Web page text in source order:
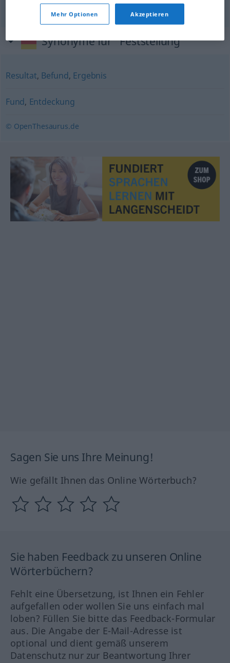
Synonyme für "Feststellung"
Resultat, Befund, Ergebnis
Fund, Entdeckung
© OpenThesaurus.de
Sagen Sie uns Ihre Meinung!
Wie gefällt Ihnen das Online Wörterbuch?
Sie haben Feedback zu unseren Online
Wörterbüchern?
Fehlt eine Übersetzung, ist Ihnen ein Fehler
aufgefallen oder wollen Sie uns einfach mal
loben? Füllen Sie bitte das Feedback-Formular
aus. Die Angabe der E-Mail-Adresse ist
optional und dient gemäß unserem
Datenschutz nur zur Beantwortung Ihrer
Mehr Optionen Akzeptieren